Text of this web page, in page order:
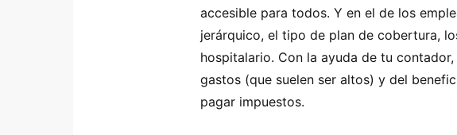
accesible para todos. Y en el de los
jerárquico, el tipo de plan de cobertura,
hospitalario. Con la ayuda de tu
gastos (que suelen ser altos) y del
pagar impuestos.